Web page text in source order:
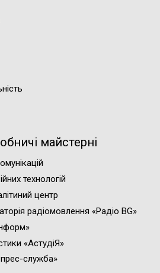
майстерні
технологій
центр
радіомовлення «Радіо BG»
«АстудіЯ»
служба»